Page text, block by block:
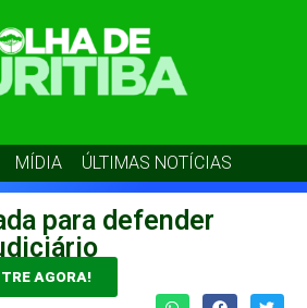
MÍDIA ÚLTIMAS NOTÍCIAS
para defender
AGORA!